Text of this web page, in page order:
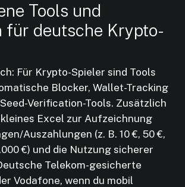
Tools und
für deutsche Krypto-
Für Krypto-Spieler sind Tools
Blocker, Wallet-Tracking
Verification-Tools. Zusätzlich
Excel zur Aufzeichnung
Auszahlungen (z. B. 10 €, 50 €,
€) und die Nutzung sicherer
Telekom-gesicherte
Vodafone, wenn du mobil